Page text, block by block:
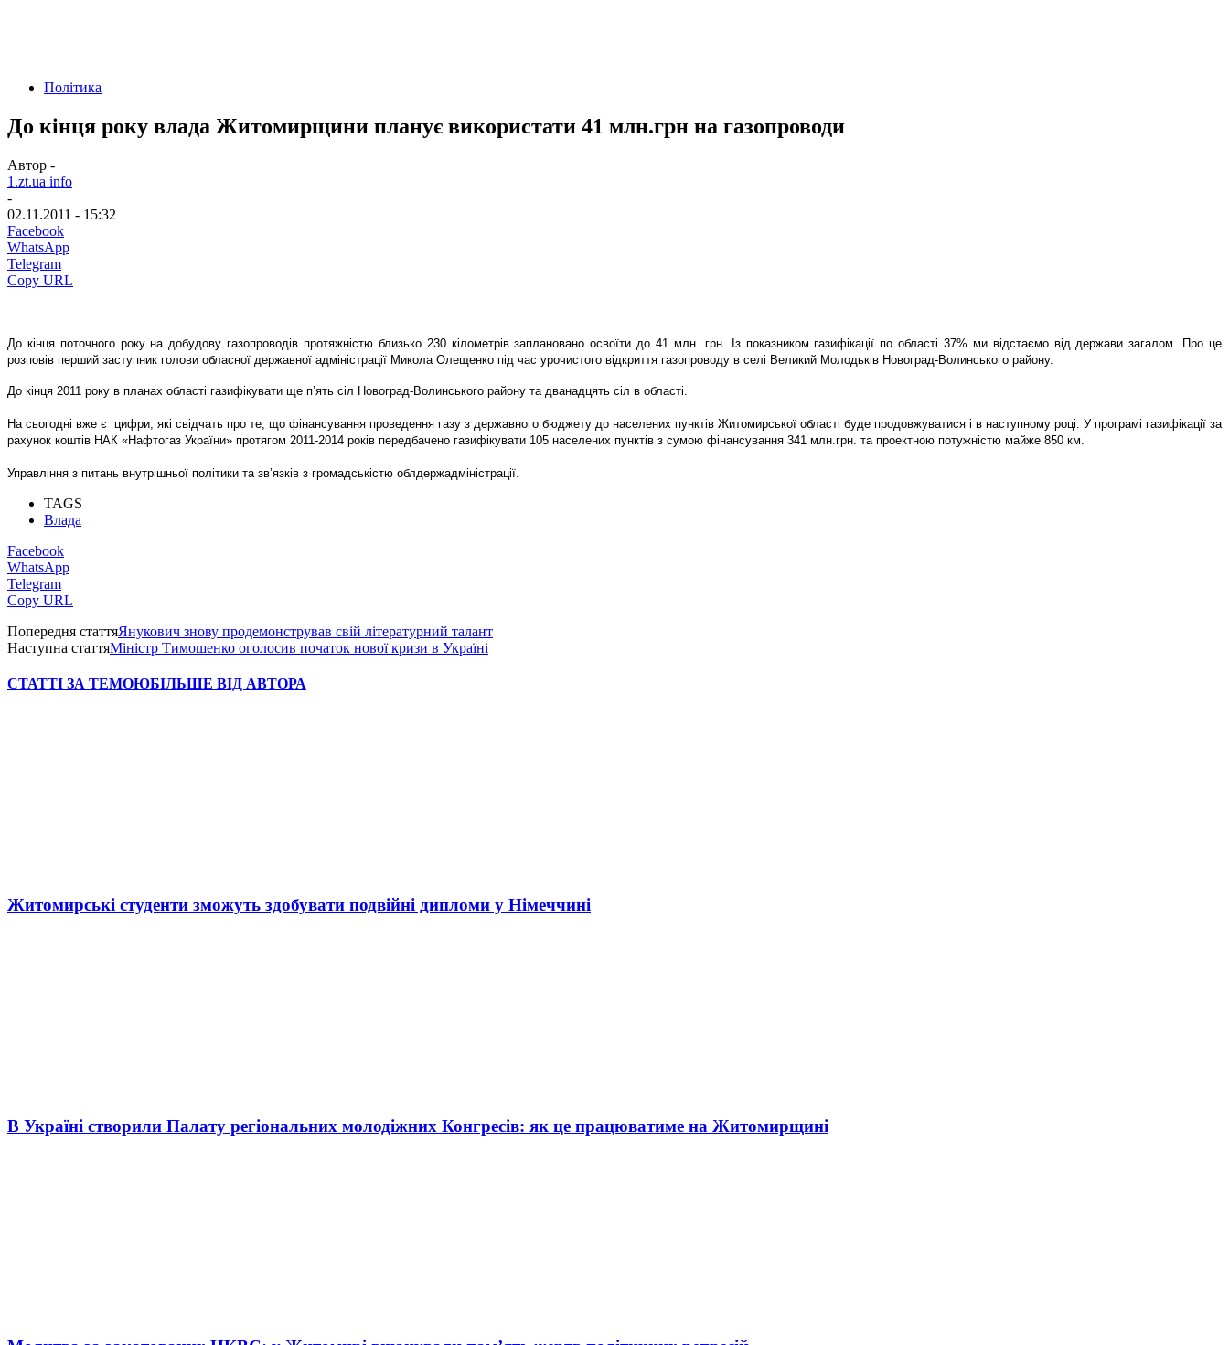
Політика
До кінця року влада Житомирщини планує використати 41 млн.грн на газопроводи
Автор -
1.zt.ua info
-
02.11.2011 - 15:32
Facebook
WhatsApp
Telegram
Copy URL
До кінця поточного року на добудову газопроводів протяжністю близько 230 кілометрів заплановано освоїти до 41 млн. грн. Із показником газифікації по області 37% ми відстаємо від держави загалом. Про це
розповів перший заступник голови обласної державної адміністрації Микола Олещенко під час урочистого відкриття газопроводу в селі Великий Молодьків Новоград-Волинського району.
До кінця 2011 року в планах області газифікувати ще п’ять сіл Новоград-Волинського району та дванадцять сіл в області.
На сьогодні вже є цифри, які свідчать про те, що фінансування проведення газу з державного бюджету до населених пунктів Житомирської області буде продовжуватися і в наступному році. У програмі газифікації за
рахунок коштів НАК «Нафтогаз України» протягом 2011-2014 років передбачено газифікувати 105 населених пунктів з сумою фінансування 341 млн.грн. та проектною потужністю майже 850 км.
Управління з питань внутрішньої політики та зв’язків з громадськістю облдержадміністрації.
TAGS
Влада
Facebook
WhatsApp
Telegram
Copy URL
Попередня статтяЯнукович знову продемонстрував свій літературний талант
Наступна статтяМіністр Тимошенко оголосив початок нової кризи в Україні
СТАТТІ ЗА ТЕМОЮБІЛЬШЕ ВІД АВТОРА
Житомирські студенти зможуть здобувати подвійні дипломи у Німеччині
В Україні створили Палату регіональних молодіжних Конгресів: як це працюватиме на Житомирщині